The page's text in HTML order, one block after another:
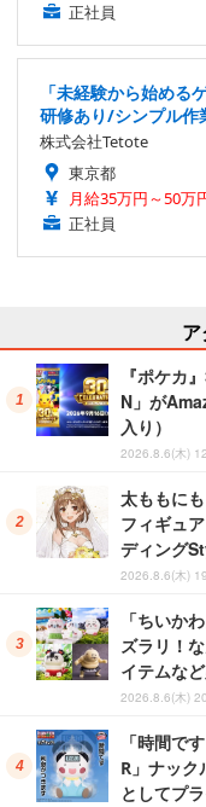
正社員
「未経験から始め
研修あり/シンプル作
株式会社Tetote
東京都
月給35万円～50万
正社員
ア
『ポケカ
N」が
入り）
2026.8.6(木)
太ももに
フィギュ
ディング
2026.8.6(木)
「ちいか
ズラリ！
イテムな
2026.8.6(木)
「時間で
R」ナッ
としてプ